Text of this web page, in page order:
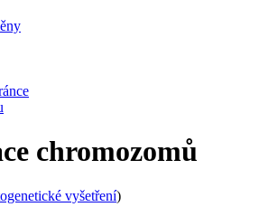
chromozomů
vyšetření)